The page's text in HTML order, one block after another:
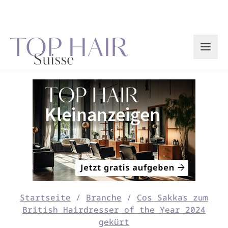
Startseite / Branche / Cos Sakkas zum
British Hairdresser of the Year 2024
gekürt